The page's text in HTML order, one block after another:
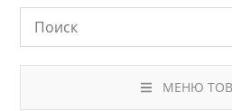
МЕНЮ